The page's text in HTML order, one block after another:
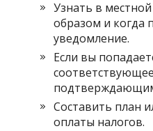
Узнать в
образом и когда
уведомление.
Если вы
Составить план
оплаты налогов.